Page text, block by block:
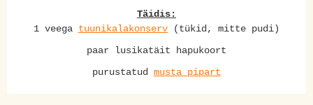
Täidis:
1 veega tuunikalakonserv (tükid, mitte pudi)
paar lusikatäit hapukoort
purustatud musta pipart